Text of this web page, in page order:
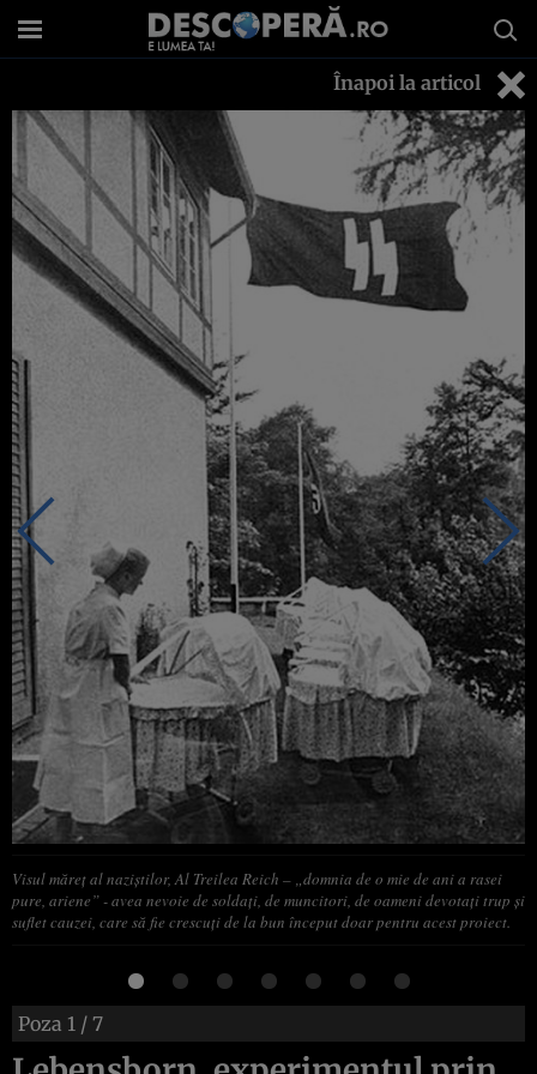
Înapoi la articol
Visul măreţ al naziştilor, Al Treilea Reich – „domnia de o mie de ani a rasei
pure, ariene” - avea nevoie de soldaţi, de muncitori, de oameni devotaţi trup şi
suflet cauzei, care să fie crescuţi de la bun început doar pentru acest proiect.
Poza 1 / 7